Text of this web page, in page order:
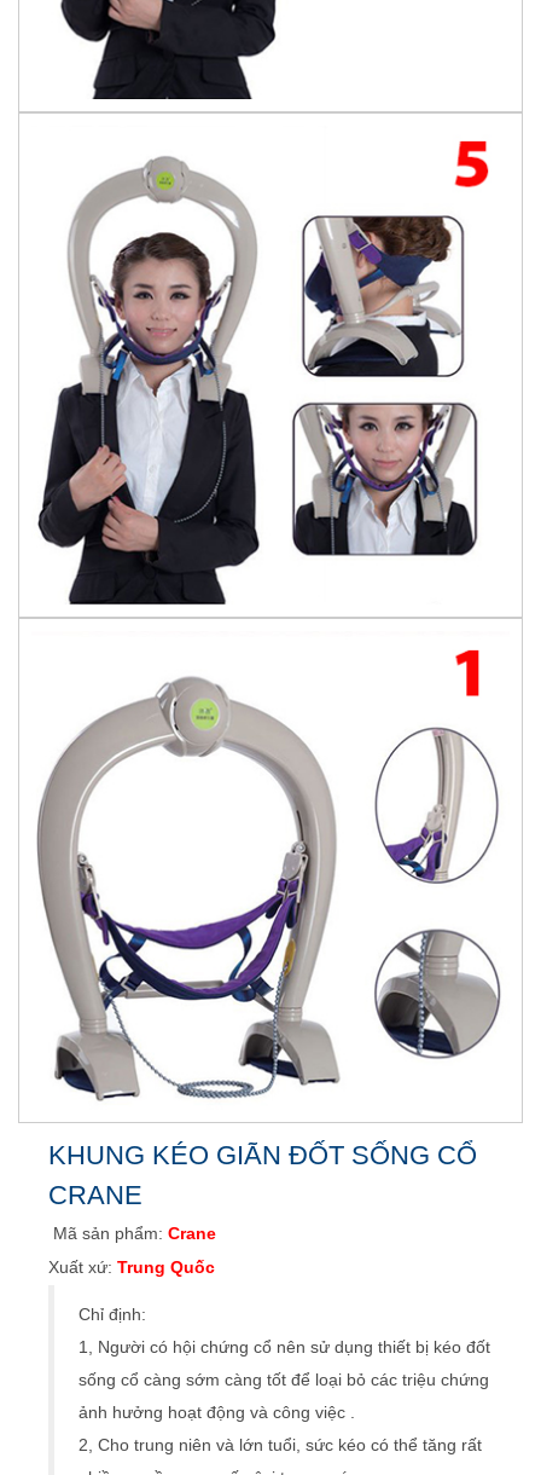
KHUNG KÉO GIÃN ĐỐT SỐNG CỔ
CRANE
Mã sản phẩm: Crane
Xuất xứ: Trung Quốc
Chỉ định:
1, Người có hội chứng cổ nên sử dụng thiết bị kéo đốt
sống cổ càng sớm càng tốt để loại bỏ các triệu chứng
ảnh hưởng hoạt động và công việc .
2, Cho trung niên và lớn tuổi, sức kéo có thể tăng rất